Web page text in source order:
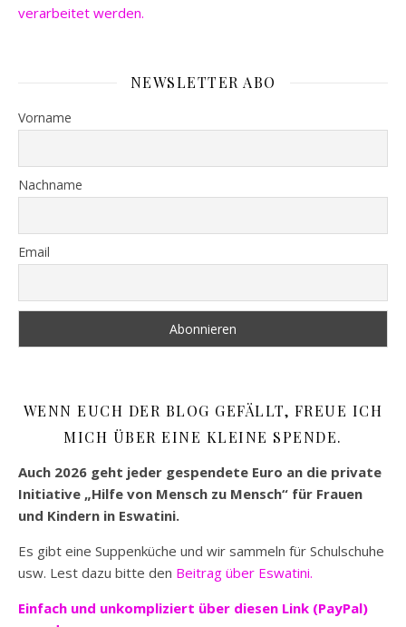
verarbeitet werden.
NEWSLETTER ABO
Vorname
Nachname
Email
WENN EUCH DER BLOG GEFÄLLT, FREUE ICH
MICH ÜBER EINE KLEINE SPENDE.
Auch 2026 geht jeder gespendete Euro an die private
Initiative „Hilfe von Mensch zu Mensch“ für Frauen
und Kindern in Eswatini.
Es gibt eine Suppenküche und wir sammeln für Schulschuhe
usw. Lest dazu bitte den Beitrag über Eswatini.
Einfach und unkompliziert über diesen Link (PayPal)